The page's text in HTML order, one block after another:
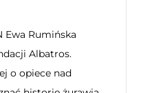
Ewa Rumińska
Albatros.
o opiece nad